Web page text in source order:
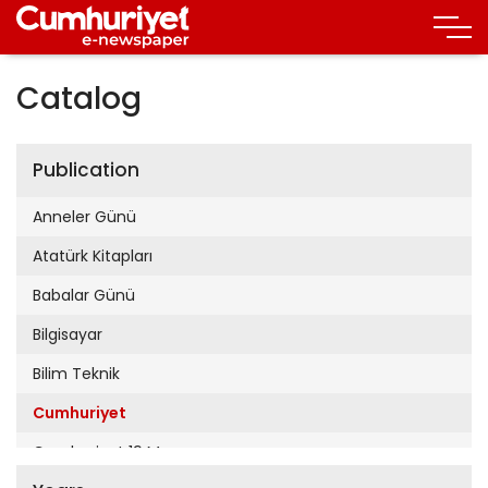
Catalog
Publication
Anneler Günü
Atatürk Kitapları
Babalar Günü
Bilgisayar
Bilim Teknik
Cumhuriyet
Cumhuriyet 19 Mayıs